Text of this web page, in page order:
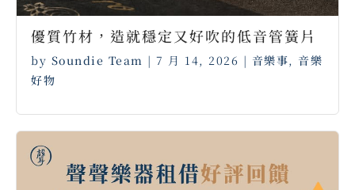
優質竹材，造就穩定又好吹的低音管簧片
by Soundie Team | 7 月 14, 2026 | 音樂事, 音樂
好物